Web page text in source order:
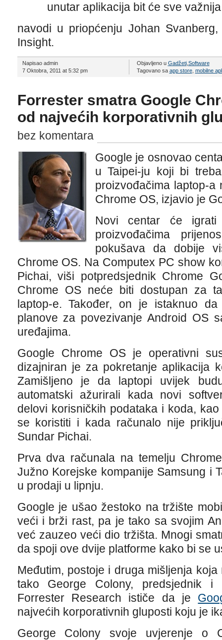
unutar aplikacija bit će sve
navodi u priopćenju Johan
Insight.
Napisao admin
7 Oktobra, 2011 at 5:32 pm
Objavljeno u Gadžeti, Software
Tagovano sa app store, mobilne
Forrester smatra Google
od najvećih korporativnih
bez komentara
Google je osnovao
u Taipei-ju koji bi
proizvođačima laptop-
Chrome OS, izjavio je
Novi centar će
proizvođačima
pokušava da dobije
Chrome OS. Na Computex PC show
Pichai, viši potpredsjednik Chrome
Chrome OS neće biti dostupan za
laptop-e. Također, on je istaknuo
planove za povezivanje Android OS
uređajima.
Google Chrome OS je operativni
dizajniran je za pokretanje aplikacija
Zamišljeno je da laptopi uvijek
automatski ažurirali kada novi
delovi korisničkih podataka i koda,
se koristiti i kada računalo nije
Sundar Pichai.
Prva dva računala na temelju
Južno Korejske kompanije Samsung i
u prodaji u lipnju.
Google je ušao žestoko na tržište
veći i brži rast, pa je tako sa svojim
već zauzeo veći dio tržišta. Mnogi
da spoji ove dvije platforme kako bi se
Međutim, postoje i druga mišljenja
tako George Colony, predsjednik i
Forrester Research ističe da je
najvećih korporativnih gluposti koju je
George Colony svoje uvjerenje o